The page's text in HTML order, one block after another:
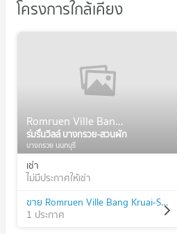
โครงการใกล้เคียง
Romruen Ville Bang Kruai-Suan Phak
ร่มรื่นวิลล์ บางกรวย-สวนผัก
บางกรวย นนทบุรี
เช่า
ไม่มีประกาศให้เช่า
ขาย Romruen Ville Bang Kruai-Suan Phak
1 ประกาศ